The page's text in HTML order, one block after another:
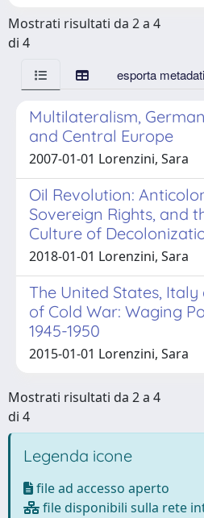
Mostrati risultati da 2 a 4
di 4
esporta metadati
Multilateralism,
and Central Europe
2007-01-01 Lorenzini, Sara
Oil Revolution:
Sovereign Rights, and
Culture of
2018-01-01 Lorenzini, Sara
The United States,
of Cold War: Waging
1945-1950
2015-01-01 Lorenzini, Sara
Mostrati risultati da 2 a 4
di 4
Legenda icone
file ad accesso aperto
file disponibili sulla rete